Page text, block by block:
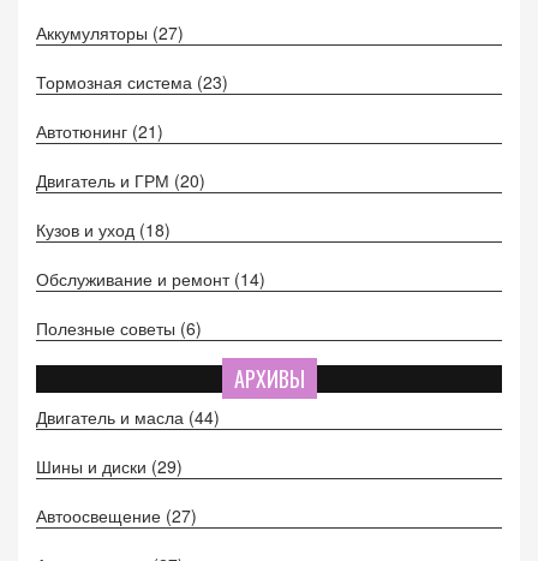
Аккумуляторы (27)
Тормозная система (23)
Автотюнинг (21)
Двигатель и ГРМ (20)
Кузов и уход (18)
Обслуживание и ремонт (14)
Полезные советы (6)
АРХИВЫ
Двигатель и масла (44)
Шины и диски (29)
Автоосвещение (27)